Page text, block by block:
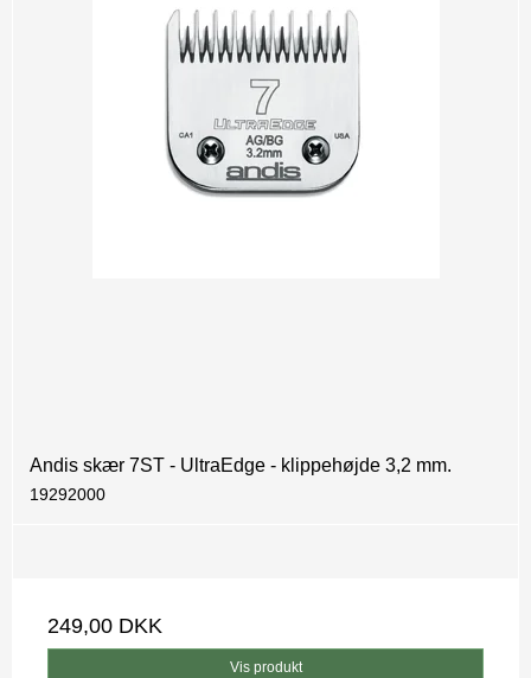
Andis skær 7ST - UltraEdge - klippehøjde 3,2 mm.
19292000
249,00 DKK
Vis produkt